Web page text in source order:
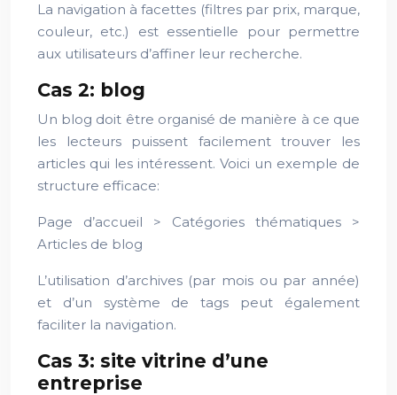
La navigation à facettes (filtres par prix, marque,
couleur, etc.) est essentielle pour permettre
aux utilisateurs d’affiner leur recherche.
Cas 2: blog
Un blog doit être organisé de manière à ce que
les lecteurs puissent facilement trouver les
articles qui les intéressent. Voici un exemple de
structure efficace:
Page d’accueil > Catégories thématiques >
Articles de blog
L’utilisation d’archives (par mois ou par année)
et d’un système de tags peut également
faciliter la navigation.
Cas 3: site vitrine d’une
entreprise